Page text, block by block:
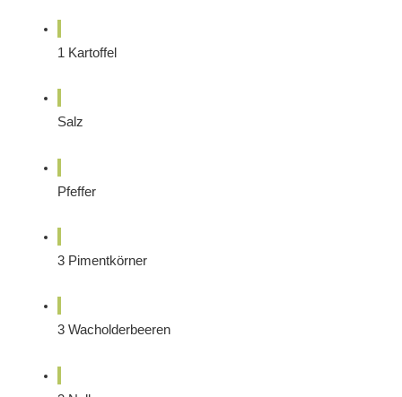
1 Kartoffel
Salz
Pfeffer
3 Pimentkörner
3 Wacholderbeeren